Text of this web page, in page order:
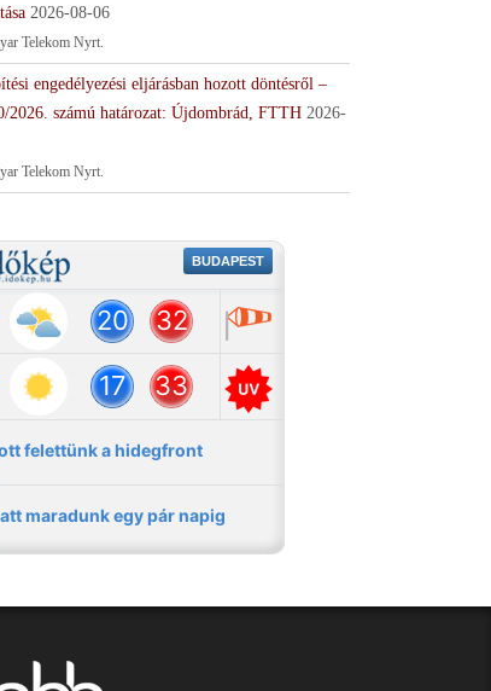
2026-08-06
Telekom Nyrt.
engedélyezési eljárásban hozott döntésről –
2026. számú határozat: Újdombrád, FTTH 2026-
Telekom Nyrt.